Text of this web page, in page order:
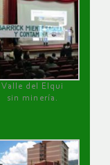
Valle del Elqui
sin minería.